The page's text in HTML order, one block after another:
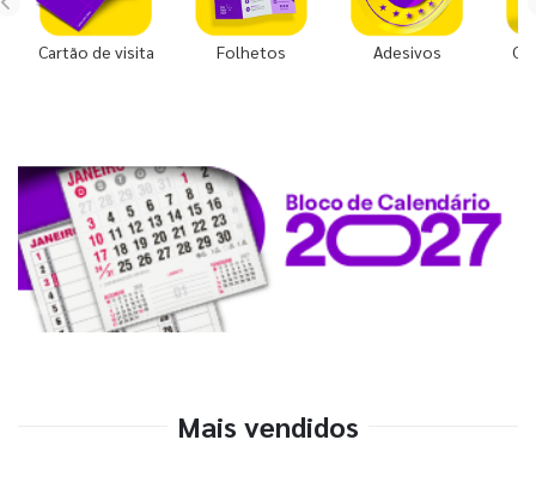
Cartão de visita Folhetos Adesivos
Mais vendidos